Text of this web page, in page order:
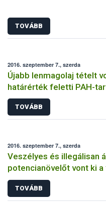
TOVÁBB
2016. szeptember 7., szerda
Újabb lenmagolaj tételt
határérték feletti PAH-
TOVÁBB
2016. szeptember 7., szerda
Veszélyes és illegálisan
potencianövelőt vont ki
TOVÁBB